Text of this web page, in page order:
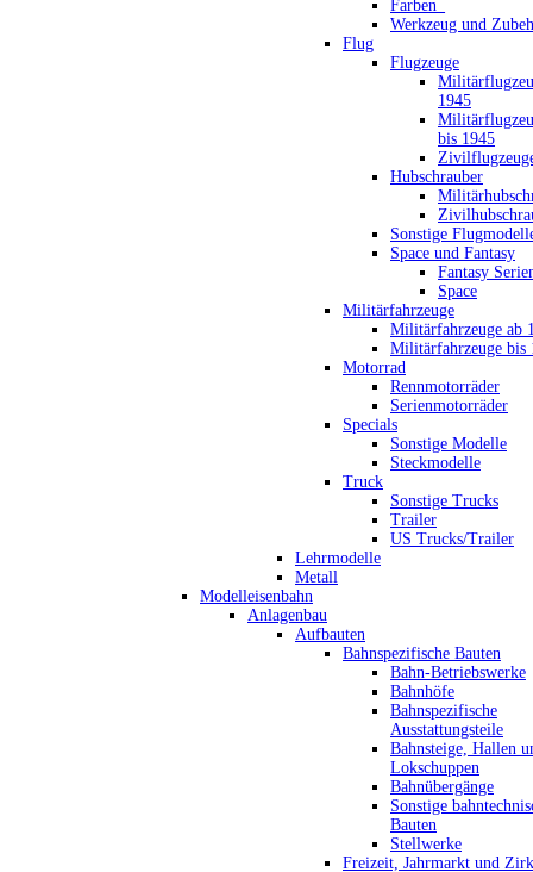
Farben_
Werkzeug und
Flug
Flugzeuge
1945
bis 1945
Hubschrauber
Sonstige
Space und Fantasy
Fantasy
Space
Militärfahrzeuge
Militärfahrzeuge ab
Militärfahrzeuge bis
Motorrad
Rennmotorräder
Serienmotorräder
Specials
Sonstige Modelle
Steckmodelle
Truck
Sonstige Trucks
Trailer
US Trucks/Trailer
Lehrmodelle
Metall
Modelleisenbahn
Anlagenbau
Aufbauten
Bahnspezifische Bauten
Bahn-Betriebswerke
Bahnhöfe
Bahnspezifische
Ausstattungsteile
Bahnsteige, Hallen
Lokschuppen
Bahnübergänge
Sonstige
Bauten
Stellwerke
Freizeit, Jahrmarkt und